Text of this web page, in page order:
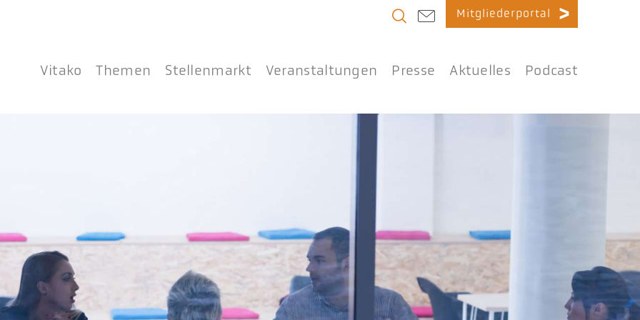
Mitgliederportal
Vitako Themen Stellenmarkt Veranstaltungen Presse Aktuelles Podcast